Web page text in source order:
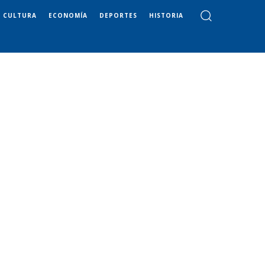
CULTURA ECONOMÍA DEPORTES HISTORIA